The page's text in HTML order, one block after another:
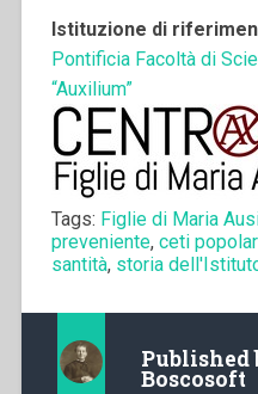
Istituzione di
Pontificia Facoltà di
“Auxilium”
Tags: Figlie di Maria
preveniente, ceti
santità, storia
Published
Boscosoft